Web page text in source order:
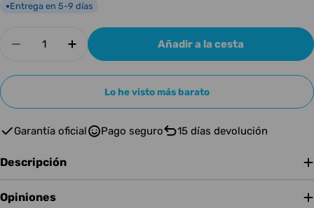
●Entrega en 5-9 días
Disminuir cantidad para FENDER CORREA
Aumentar cantidad para FENDER
Añadir a la cesta
Lo he visto más barato
Garantía oficial Pago seguro 15 días devolución
Descripción
Opiniones